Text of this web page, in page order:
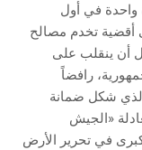
واحدة في أول
أقضية تخدم مصالح
أن ينقلب على
رافضاً
شكل ضمانة
«الجيش
في تحرير الأرض